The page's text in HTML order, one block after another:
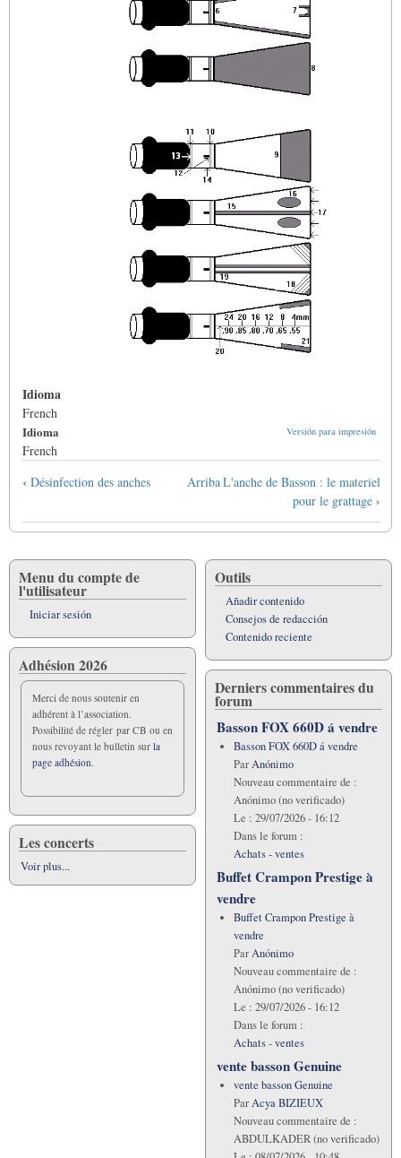
Idioma
French
Versión para impresión
Idioma
French
Enlaces
de
Book
para
Equilibrage
des
anches
‹ Désinfection des anches ArribaL'anche de Basson : le materiel
pour le grattage ›
Menu du compte de
l'utilisateur
Iniciar sesión
Adhésion 2026
Merci de nous soutenir en
adhérent à l’association.
Possibilité de régler par CB ou en
nous revoyant le bulletin sur la
page adhésion.
Les concerts
Voir plus...
Outils
Añadir contenido
Consejos de redacción
Contenido reciente
Derniers commentaires du
forum
Basson FOX 660D á vendre
Basson FOX 660D á vendre
ParAnónimo
Nouveau commentaire de :
Anónimo (no verificado)
Le : 29/07/2026 - 16:12
Dans le forum :
Achats - ventes
Buffet Crampon Prestige à
vendre
Buffet Crampon Prestige à
vendre
ParAnónimo
Nouveau commentaire de :
Anónimo (no verificado)
Le : 29/07/2026 - 16:12
Dans le forum :
Achats - ventes
vente basson Genuine
vente basson Genuine
ParAcya BIZIEUX
Nouveau commentaire de :
ABDULKADER (no verificado)